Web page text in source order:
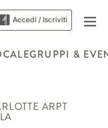
Accedi / Iscriviti
GRUPPI &
ARPT